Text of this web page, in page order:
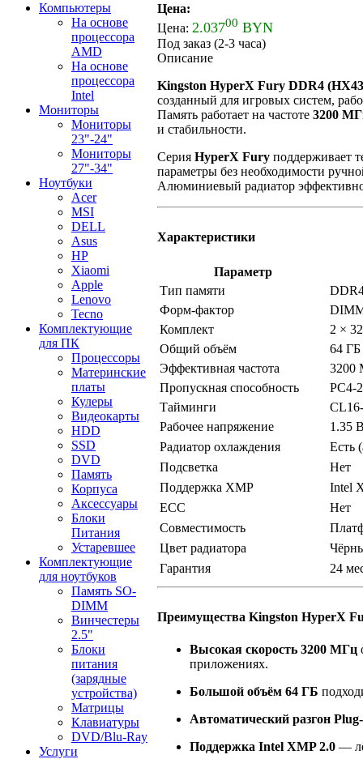
Компьютеры
На основе
процессора
AMD
На основе
процессора
Intel
Мониторы
Мониторы
23"-24"
Мониторы
27"-34"
Ноутбуки
Acer
MSI
DELL
Asus
HP
Xiaomi
Apple
Lenovo
Tecno
Комплектующие
для ПК
Процессоры
Материнские
платы
Кулеры
Видеокарты
HDD
SSD
DVD
Память
Корпуса
Аксессуары
Блоки
Питания
Устаревшее
Комплектующие
для ноутбуков
Память SO-
DIMM
Винчестеры
2.5"
Блоки
питания
(зарядные
устройства)
Матрицы
Клавиатуры
DVD/Blu-Ray
Услуги
Цена:
Цена: 2.03700 BYN
Под заказ (2-3 часа)
Описание
Kingston HyperX Fury DDR4
созданный для игровых систем,
Память работает на частоте 3200
и стабильности.
Серия HyperX Fury поддерживает
параметры без необходимости
Алюминиевый радиатор эффективно
Характеристики
Параметр
Тип памяти
Форм-фактор
Комплект
2 ×
Общий объём
64 ГБ
Эффективная частота
3200
Пропускная способность
PC4-
Тайминги
Рабочее напряжение
1.35
Радиатор охлаждения
Есть
Подсветка
Нет
Поддержка XMP
Intel
ECC
Нет
Совместимость
Цвет радиатора
Гарантия
24
Преимущества Kingston HyperX
Высокая скорость 3200 МГц
приложениях.
Большой объём 64 ГБ
Автоматический разгон
Поддержка Intel XMP 2.0 —